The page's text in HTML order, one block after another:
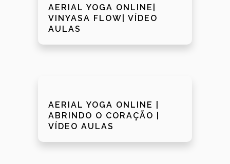
AERIAL YOGA ONLINE|
VINYASA FLOW| VÍDEO
AULAS
AERIAL YOGA ONLINE |
ABRINDO O CORAÇÃO |
VÍDEO AULAS